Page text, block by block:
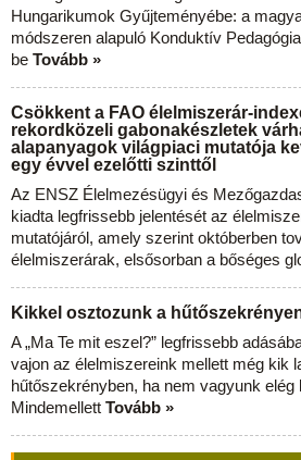
Hungarikumok Gyűjteményébe: a
módszeren alapuló Konduktív
be Tovább »
Csökkent a FAO élelmiszerár-
rekordközeli gabonakészletek
alapanyagok világpiaci mutatója
egy évvel ezelőtti szinttől
Az ENSZ Élelmezésügyi és
kiadta legfrissebb jelentését az
mutatójáról, amely szerint októberben
élelmiszerárak, elsősorban a bőséges
Kikkel osztozunk a
A „Ma Te mit eszel?” legfrissebb
vajon az élelmiszereink mellett még kik
hűtőszekrényben, ha nem vagyunk elég
Mindemellett Tovább »